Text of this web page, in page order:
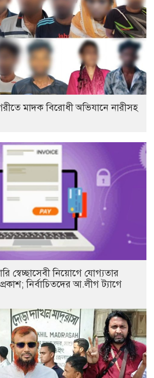
মাদক বিরোধী অভিযানে নারীসহ
স্বেচ্ছাসেবী নিয়োগে যোগ্যতার
নির্বাচিতদের আ.লীগ ট্যাগে